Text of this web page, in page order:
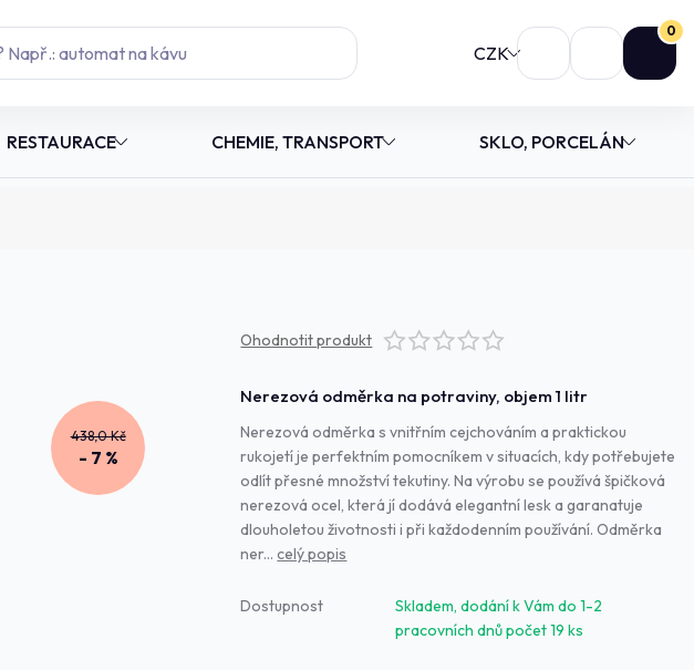
CZK
0
RESTAURACE CHEMIE, TRANSPORT SKLO, PORCELÁN
438,0 Kč
- 7 %
Ohodnotit produkt
Nerezová odměrka na potraviny, objem 1 litr
Nerezová odměrka s vnitřním cejchováním a praktickou
rukojetí je perfektním pomocníkem v situacích, kdy potřebujete
odlít přesné množství tekutiny. Na výrobu se používá špičková
nerezová ocel, která jí dodává elegantní lesk a garanatuje
dlouholetou životnosti i při každodenním používání. Odměrka
ner...celý popis
Dostupnost
Skladem, dodání k Vám do 1-2
pracovních dnů počet 19 ks